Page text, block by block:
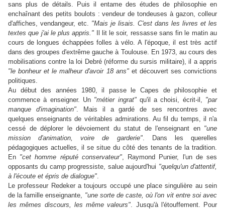
sans plus de détails. Puis il entame des études de philosophie en
enchaînant des petits boulots : vendeur de tondeuses à gazon, colleur
d'affiches, vendangeur, etc. "Mais je lisais. C'est dans les livres et les
textes que j'ai le plus appris." Il lit le soir, ressasse sans fin le matin au
cours de longues échappées folles à vélo. A l'époque, il est très actif
dans des groupes d'extrême gauche à Toulouse. En 1973, au cours des
mobilisations contre la loi Debré (réforme du sursis militaire), il a appris
"le bonheur et le malheur d'avoir 18 ans"et découvert ses convictions
politiques.
Au début des années 1980, il passe le Capes de philosophie et
commence à enseigner. Un "métier ingrat"qu'il a choisi, écrit-il, "par
manque d'imagination". Mais il a gardé de ses rencontres avec
quelques enseignants de véritables admirations. Au fil du temps, il n'a
cessé de déplorer le dévoiement du statut de l'enseignant en "une
mission d'animation, voire de garderie". Dans les querelles
pédagogiques actuelles, il se situe du côté des tenants de la tradition.
En "cet homme réputé conservateur", Raymond Punier, l'un de ses
opposants du camp progressiste, salue aujourd'hui "quelqu'un d'attentif,
à l'écoute et épris de dialogue".
Le professeur Redeker a toujours occupé une place singulière au sein
de la famille enseignante, "une sorte de caste, où l'on vit entre soi avec
les mêmes discours, les même valeurs". Jusqu'à l'étouffement. Pour